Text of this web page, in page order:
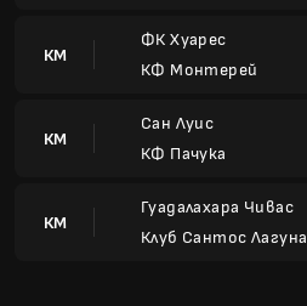
КМ
ФК Хуарес
КФ Монтерей
КМ
Сан Луис
КФ Пачука
КМ
Гуадалахара Чивас
Клуб Сантос Лагуна